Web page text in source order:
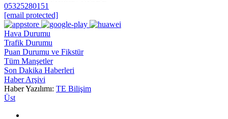
05325280151
[email protected]
Hava Durumu
Trafik Durumu
Puan Durumu ve Fikstür
Tüm Manşetler
Son Dakika Haberleri
Haber Arşivi
Haber Yazılımı: TE Bilişim
Üst